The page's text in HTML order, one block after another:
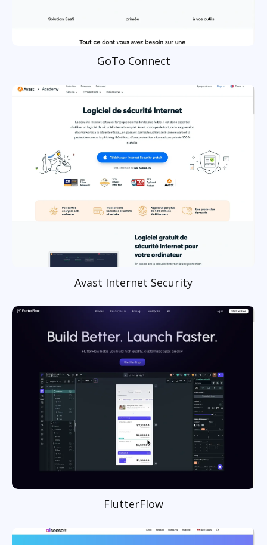
GoTo Connect
Avast Internet Security
FlutterFlow